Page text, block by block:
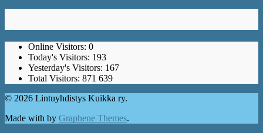
Online Visitors: 0
Today's Visitors: 193
Yesterday's Visitors: 167
Total Visitors: 871 639
© 2026 Lintuyhdistys Kuikka ry.
Made with by Graphene Themes.